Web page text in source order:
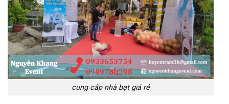
cung cấp nhà bạt giá rẻ